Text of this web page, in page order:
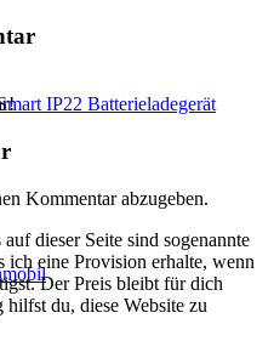
IP22 Batterieladegerät
Kommentar abzugeben.
dieser Seite sind sogenannte
eine Provision erhalte, wenn
Der Preis bleibt für dich
du, diese Website zu